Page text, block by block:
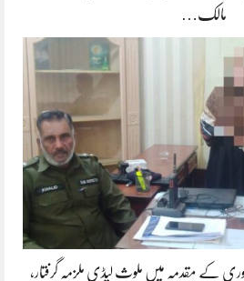
مالک…
چوری کے مقدمہ میں ملوث لیڈی ملزمہ گرفتار،